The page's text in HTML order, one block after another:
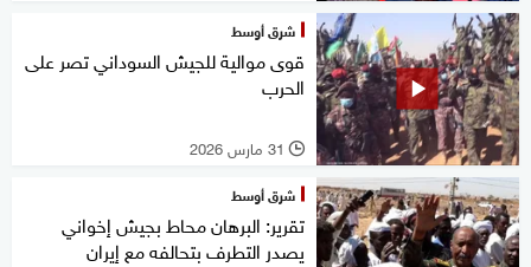
شرق أوسط
قوى موالية للجيش السوداني تصر على
الحرب
l 31 مارس 2026
شرق أوسط
تقرير: البرهان محاط بجيش إخواني
يصدر التطرف بتحالفه مع إيران